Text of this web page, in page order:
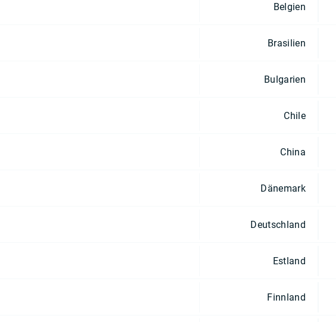
Belgien
Brasilien
Bulgarien
Chile
China
Dänemark
Deutschland
Estland
Finnland